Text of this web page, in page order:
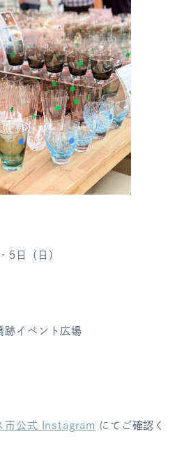
5日（日）
イベント広場
市公式 Instagram
にてご確認く